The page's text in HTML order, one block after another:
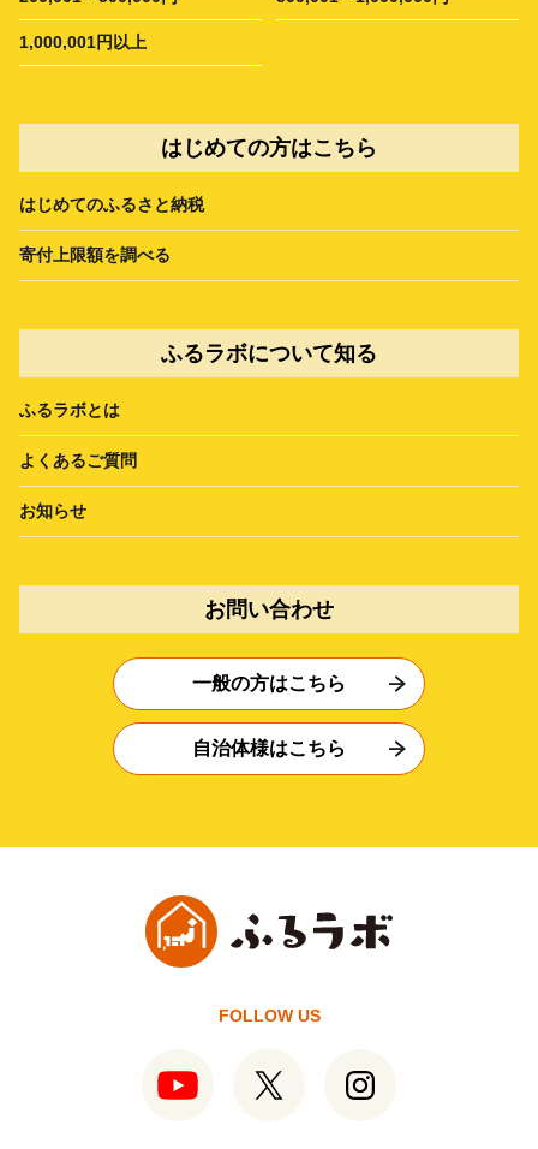
1,000,001円以上
はじめての方はこちら
はじめてのふるさと納税
寄付上限額を調べる
ふるラボについて知る
ふるラボとは
よくあるご質問
お知らせ
お問い合わせ
一般の方はこちら
自治体様はこちら
FOLLOW US